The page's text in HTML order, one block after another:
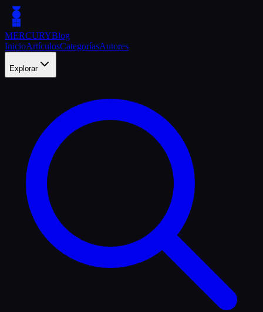
MERCURYBlog
InicioArtículosCategoríasAutores
Explorar